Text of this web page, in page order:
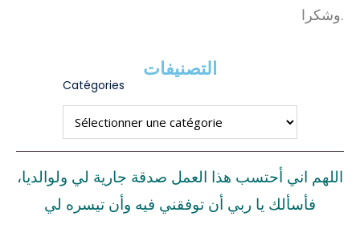
وشكرا.
التصنيفات
Catégories
اللهم اني أحتسب هذا العمل صدقة جارية لي ولوالديا،
فأسألك يا ربي أن توفقني فيه وأن تيسره لي